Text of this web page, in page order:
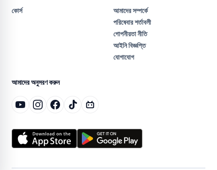
কোর্স
আমাদের সম্পর্কে
পরিষেবার শর্তাবলী
গোপনীয়তা নীতি
আইনি বিজ্ঞপ্তি
যোগাযোগ
আমাদের অনুসরণ করুন